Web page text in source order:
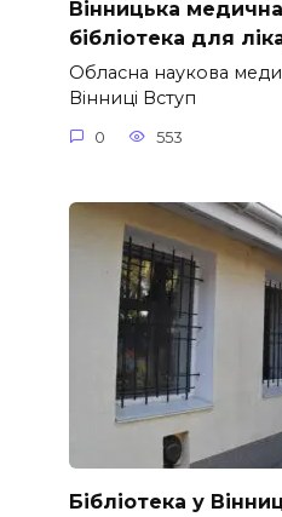
Вінницька
бібліотека для
Обласна наукова
Вінниці Вступ
0 553
Бібліотека у